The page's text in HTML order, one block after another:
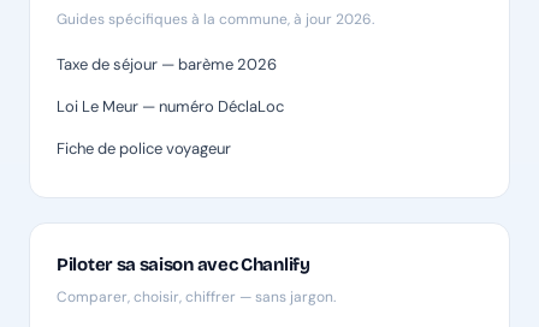
Guides spécifiques à la commune, à jour 2026.
Taxe de séjour — barème 2026
Loi Le Meur — numéro DéclaLoc
Fiche de police voyageur
Piloter sa saison avec Chanlify
Comparer, choisir, chiffrer — sans jargon.